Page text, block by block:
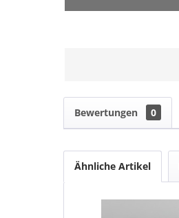
Bewertungen 0
Ähnliche Artikel